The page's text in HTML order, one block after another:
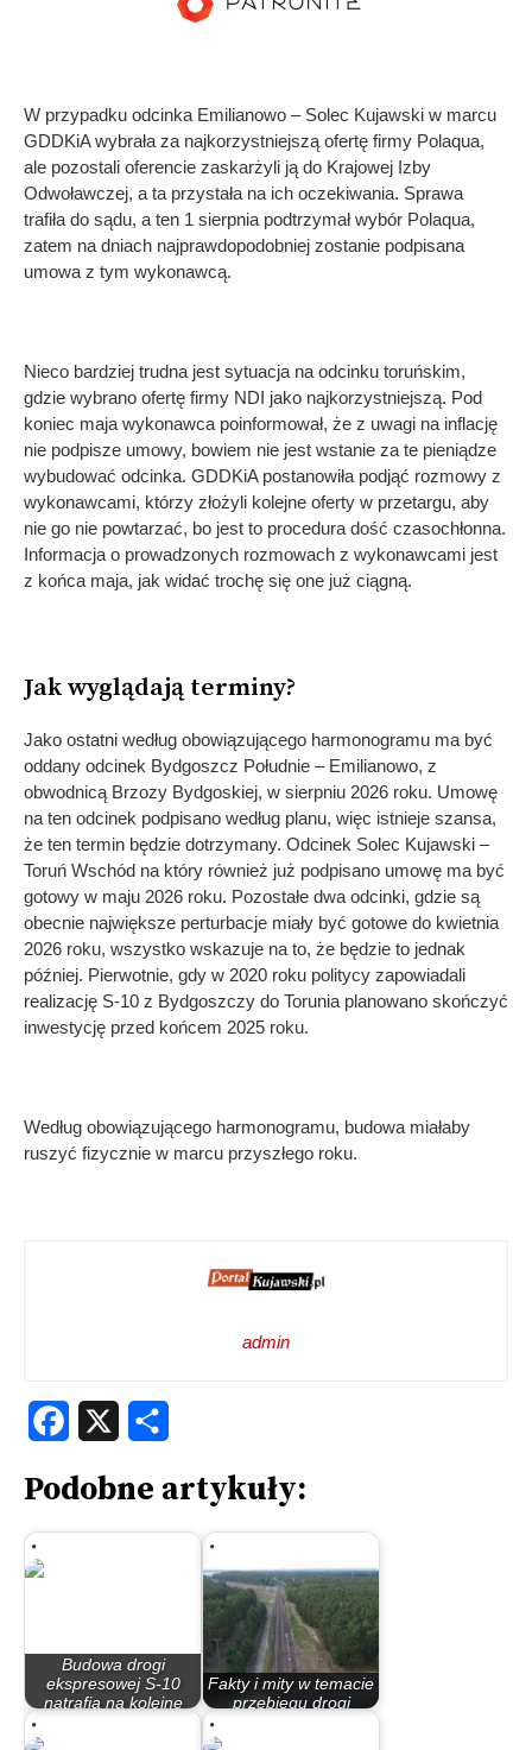
W przypadku odcinka Emilianowo – Solec Kujawski w marcu
GDDKiA wybrała za najkorzystniejszą ofertę firmy Polaqua,
ale pozostali oferencie zaskarżyli ją do Krajowej Izby
Odwoławczej, a ta przystała na ich oczekiwania. Sprawa
trafiła do sądu, a ten 1 sierpnia podtrzymał wybór Polaqua,
zatem na dniach najprawdopodobniej zostanie podpisana
umowa z tym wykonawcą.
Nieco bardziej trudna jest sytuacja na odcinku toruńskim,
gdzie wybrano ofertę firmy NDI jako najkorzystniejszą. Pod
koniec maja wykonawca poinformował, że z uwagi na inflację
nie podpisze umowy, bowiem nie jest wstanie za te pieniądze
wybudować odcinka. GDDKiA postanowiła podjąć rozmowy z
wykonawcami, którzy złożyli kolejne oferty w przetargu, aby
nie go nie powtarzać, bo jest to procedura dość czasochłonna.
Informacja o prowadzonych rozmowach z wykonawcami jest
z końca maja, jak widać trochę się one już ciągną.
Jak wyglądają terminy?
Jako ostatni według obowiązującego harmonogramu ma być
oddany odcinek Bydgoszcz Południe – Emilianowo, z
obwodnicą Brzozy Bydgoskiej, w sierpniu 2026 roku. Umowę
na ten odcinek podpisano według planu, więc istnieje szansa,
że ten termin będzie dotrzymany. Odcinek Solec Kujawski –
Toruń Wschód na który również już podpisano umowę ma być
gotowy w maju 2026 roku. Pozostałe dwa odcinki, gdzie są
obecnie największe perturbacje miały być gotowe do kwietnia
2026 roku, wszystko wskazuje na to, że będzie to jednak
później. Pierwotnie, gdy w 2020 roku politycy zapowiadali
realizację S-10 z Bydgoszczy do Torunia planowano skończyć
inwestycję przed końcem 2025 roku.
Według obowiązującego harmonogramu, budowa miałaby
ruszyć fizycznie w marcu przyszłego roku.
admin
Facebook
Podobne artykuły:
Budowa drogi
ekspresowej S-10
natrafia na kolejne
Fakty i mity w temacie
przebiegu drogi